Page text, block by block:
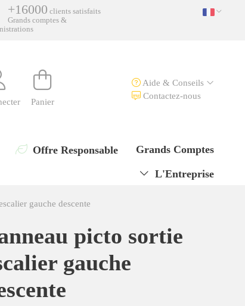
+16000 clients satisfaits
Grands comptes &
Panier
Aide & Conseils
Contactez-nous
Grands Comptes
Offre Responsable
L'Entreprise
gauche descente
picto sortie
gauche